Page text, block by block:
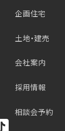
企画住宅
土地・建売
会社案内
採用情報
相談会予約